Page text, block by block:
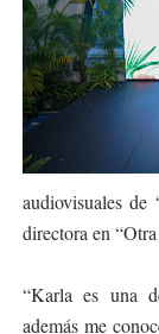
audiovisuales
directora en
“Karla es una
además me